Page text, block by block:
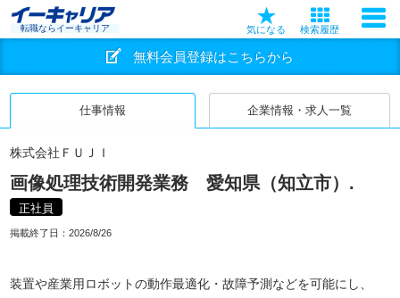
転職ならイーキャリア 気になる 検索履歴
無料会員登録はこちらから
仕事情報 企業情報・求人一覧
株式会社ＦＵＪＩ
画像処理技術開発業務 愛知県（知立市）.
正社員
掲載終了日： 2026/8/26
装置や産業用ロボットの動作最適化・故障予測などを可能にし、